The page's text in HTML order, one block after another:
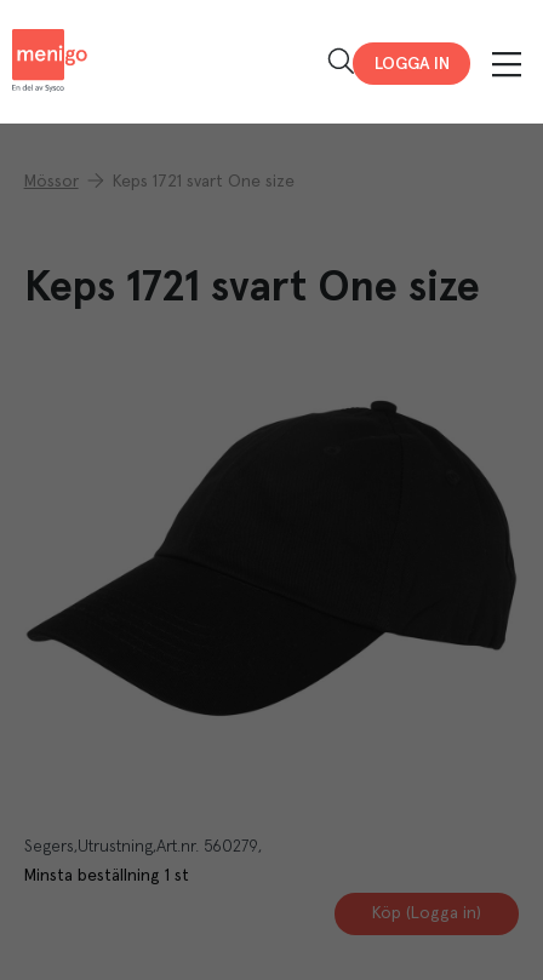
LOGGA IN
Mössor Keps 1721 svart One size
Keps 1721 svart One size
Segers Utrustning Art.nr. 560279
Minsta beställning 1 st
Köp (Logga in)